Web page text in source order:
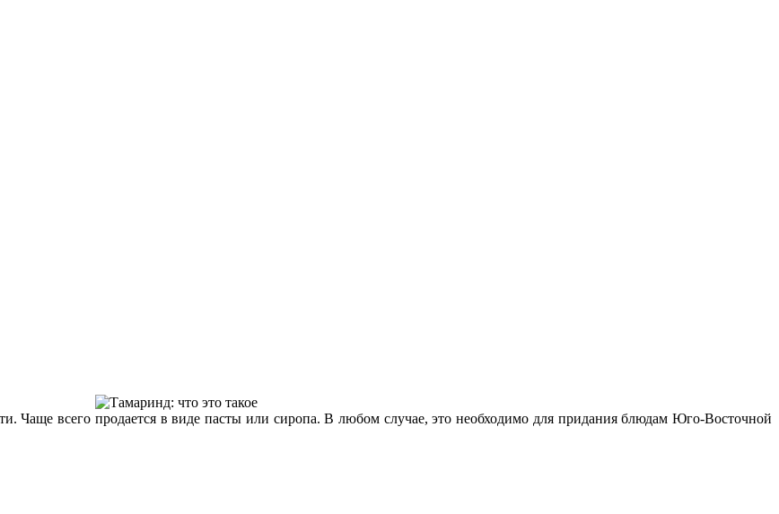
Чаще всего продается в виде пасты или сиропа. В любом случае, это необходимо для придания блюдам Юго-Восточной